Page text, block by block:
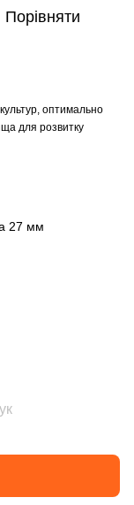
Порівняти
оптимально
для розвитку
27 мм